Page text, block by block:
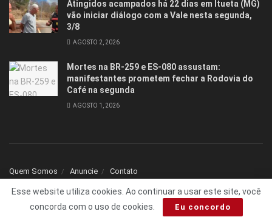
Atingidos acampados há 22 dias em Itueta (MG)
vão iniciar diálogo com a Vale nesta segunda,
3/8
AGOSTO 2, 2026
Mortes na BR-259 e ES-080 assustam:
manifestantes prometem fechar a Rodovia do
Café na segunda
AGOSTO 1, 2026
Quem Somos Anuncie Contato
© 2025 Todos os direitos reservados Folha1 - Desenvolvido por dNNr Dev
Esse website utiliza cookies. Ao continuar a usar este site, você
concorda com o uso de cookies.
Eu concordo